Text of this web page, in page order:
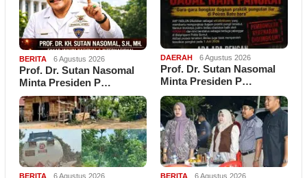
BERITA 6 Agustus 2026
Prof. Dr. Sutan Nasomal
Minta Presiden P…
DAERAH 6 Agustus 2026
Prof. Dr. Sutan Nasomal
Minta Presiden P…
BERITA 6 Agustus 2026 BERITA 6 Agustus 2026